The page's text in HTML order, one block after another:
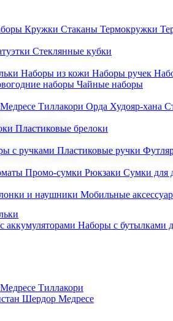
Кружки Стаканы Термокружки
Стеклянные кубки
Наборы из кожи Наборы ручек
наборы Чайные наборы
Медресе Тиллакори Орда Худояр-хана
Пластиковые брелоки
с ручками Пластиковые ручки
Промо-сумки Рюкзаки Сумки для
и наушники Мобильные
подарков и сувениров с
аккумуляторами Наборы с бутылками
Медресе Тиллакори
Шердор Медресе